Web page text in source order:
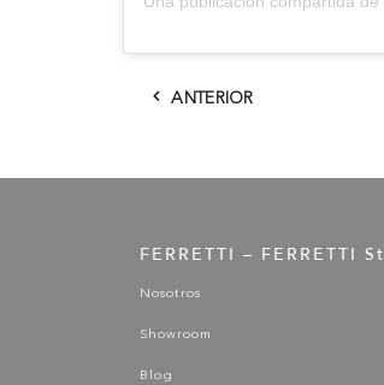
ANTERIOR
FERRETTI – FERRETTI
Nosotros
Showroom
Blog